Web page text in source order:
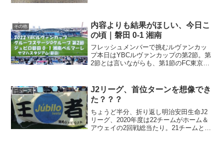
その他
内容よりも結果がほしい、今日こ
の頃｜磐田 0-1 湘南
フレッシュメンバーで挑むルヴァンカッ
プ本日はYBCルヴァンカップの第2節。第
2節とは言いながらも、第1節のFC東京戦
ろ、カップ戦よりもリーグ戦に集中して
ほしいところ．．...
ニュース
J2リーグ、首位ターンを想像でき
た？？？
ちょうど半分、折り返し明治安田生命J2
リーグ、2020年度は22チームがホーム＆
アウェイの2回戦総当たり。21チームと2